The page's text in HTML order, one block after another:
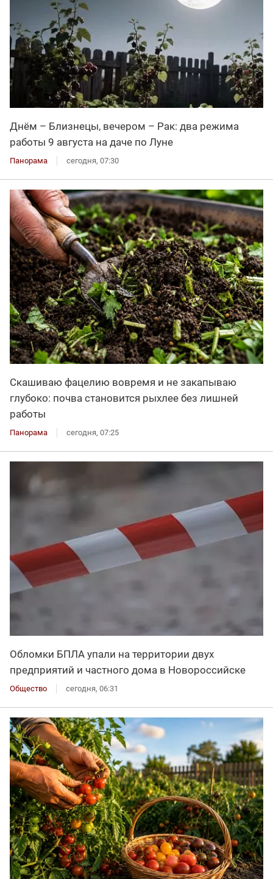
Днём – Близнецы, вечером – Рак: два режима
работы 9 августа на даче по Луне
Панорама сегодня, 07:30
Скашиваю фацелию вовремя и не закапываю
глубоко: почва становится рыхлее без лишней
работы
Панорама сегодня, 07:25
Обломки БПЛА упали на территории двух
предприятий и частного дома в Новороссийске
Общество сегодня, 06:31